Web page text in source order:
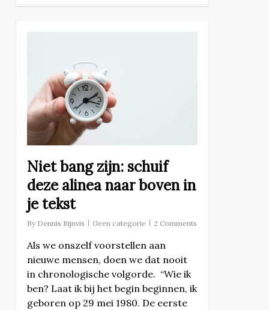
Niet bang zijn: schuif
deze alinea naar boven in
je tekst
By Dennis Rijnvis Geen categorie 2 Comments
Als we onszelf voorstellen aan
nieuwe mensen, doen we dat nooit
in chronologische volgorde. “Wie ik
ben? Laat ik bij het begin beginnen, ik
geboren op 29 mei 1980. De eerste